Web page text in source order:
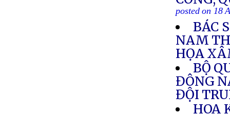
posted on 18
BÁC
NAM
HỌA
BỘ
ĐÔNG
ĐỘI
HOA